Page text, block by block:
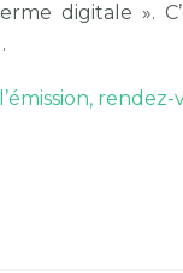
digitale ».
rendez-